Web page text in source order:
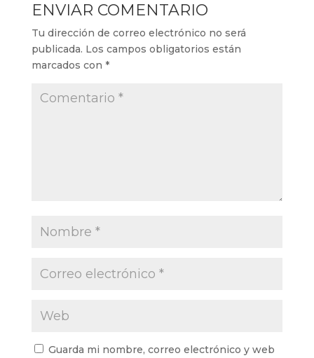
ENVIAR COMENTARIO
Tu dirección de correo electrónico no será
publicada. Los campos obligatorios están
marcados con *
Guarda mi nombre, correo electrónico y web